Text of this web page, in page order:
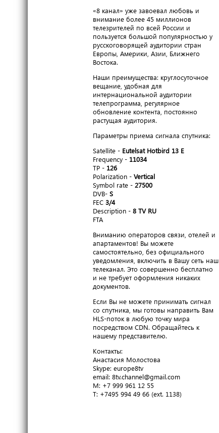
«8 канал» уже завоевал любовь и
внимание более 45 миллионов
телезрителей по всей России и
пользуется большой популярностью у
русскоговорящей аудитории стран
Европы, Америки, Азии, Ближнего
Востока.
Наши преимущества: круглосуточное
вещание, удобная для
интернациональной аудитории
телепрограмма, регулярное
обновление контента, постоянно
растущая аудитория.
Параметры приема сигнала спутника:
Satellite - Eutelsat Hotbird 13 E
Frequency - 11034
TP - 126
Polarization - Vertical
Symbol rate - 27500
DVB- S
FEC 3/4
Description - 8 TV RU
FTA
Вниманию операторов связи, отелей и
апартаментов! Вы можете
самостоятельно, без официального
уведомления, включить в Вашу сеть наш
телеканал. Это совершенно бесплатно
и не требует оформления никаких
документов.
Если Вы не можете принимать сигнал
со спутника, мы готовы направить Вам
HLS-поток в любую точку мира
посредством CDN. Обращайтесь к
нашему представителю.
Контакты:
Анастасия Молостова
​Skype: europe8tv
email: 8tv.channel@gmail.com
M: +7 999 961 12 55
T​: +7495 994 49 66 (ext. 1138)